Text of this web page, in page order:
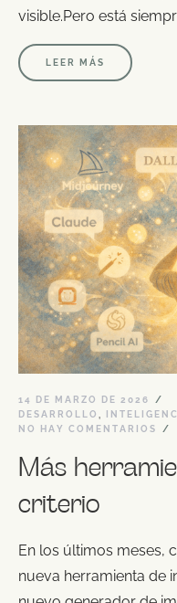
visible.Pero está
LEER MÁS
14 DE MARZO DE 2026
DESARROLLO
NO HAY COMENTARIOS
Más
criterio
En los últimos meses,
nueva herramienta de
Regla de
Interfaz